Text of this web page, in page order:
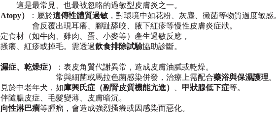
、也最被忽略的過敏型皮膚炎之一。
）
：屬於遺傳性體質過敏 ，對環境中如花粉、灰塵、黴菌等物質過度敏感。
耳癢、腳趾舔咬、腋下紅疹等慢性皮膚炎症狀。
定食材（如牛肉、雞肉、蛋、小麥等）產生過敏反應，
疹或掉毛。需透過飲食排除試驗協助診斷。
症、乾燥症）
：表皮角質代謝異常，造成皮膚油膩或乾燥。
馬拉色菌感染併發，治療上需配合藥浴與保濕護理。
見於中老年犬，如庫興氏症（副腎皮質機能亢進） 甲狀腺低下症等。
、毛髮變薄、皮膚暗沉。
向性淋巴瘤等腫瘤，會造成強烈搔癢或因感染而惡化。